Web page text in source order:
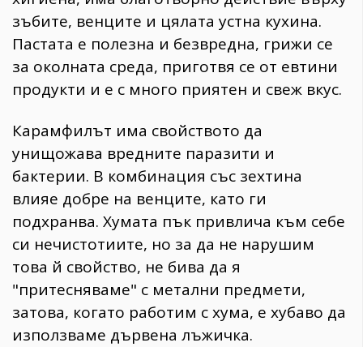
зъбите, венците и цялата устна кухина.
Пастата е полезна и безвредна, грижи се
за околната среда, приготвя се от евтини
продукти и е с много приятен и свеж вкус.
Карамфилът има свойството да
унищожава вредните паразити и
бактерии. В комбинация със зехтина
влияе добре на венците, като ги
подхранва. Хумата пък привлича към себе
си нечистотиите, но за да не нарушим
това й свойство, не бива да я
"притесняваме" с метални предмети,
затова, когато работим с хума, е хубаво да
използваме дървена лъжичка.